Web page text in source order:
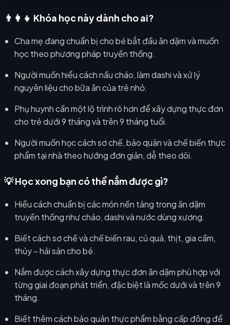
👨‍👩‍👧 Khóa học này dành cho ai?
Cha mẹ đang chuẩn bị cho bé bắt đầu ăn dặm và muốn
học theo phương pháp truyền thống.
Người muốn hiểu cách nấu cháo, làm dashi và xử lý
nguyên liệu cho bữa ăn của trẻ nhỏ.
Phụ huynh cần một lộ trình rõ hơn để xây dựng thực đơn
cho trẻ dưới 9 tháng và trên 9 tháng tuổi.
Người muốn học cách sơ chế, bảo quản và chế biến thực
phẩm tại nhà theo hướng đơn giản, dễ theo dõi.
💡 Học xong bạn có thể nắm được gì?
Hiểu cách chuẩn bị các món nền tảng trong ăn dặm
truyền thống như cháo, dashi và nước dùng xương.
Biết cách sơ chế và chế biến rau, củ quả, thịt, gia cầm,
thủy – hải sản cho bé.
Nắm được cách xây dựng thực đơn ăn dặm phù hợp với
từng giai đoạn phát triển, đặc biệt là mốc dưới và trên 9
tháng.
Biết thêm cách bảo quản thực phẩm bằng cấp đông để